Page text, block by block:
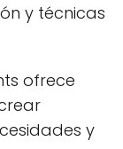
y técnicas
ofrece
y